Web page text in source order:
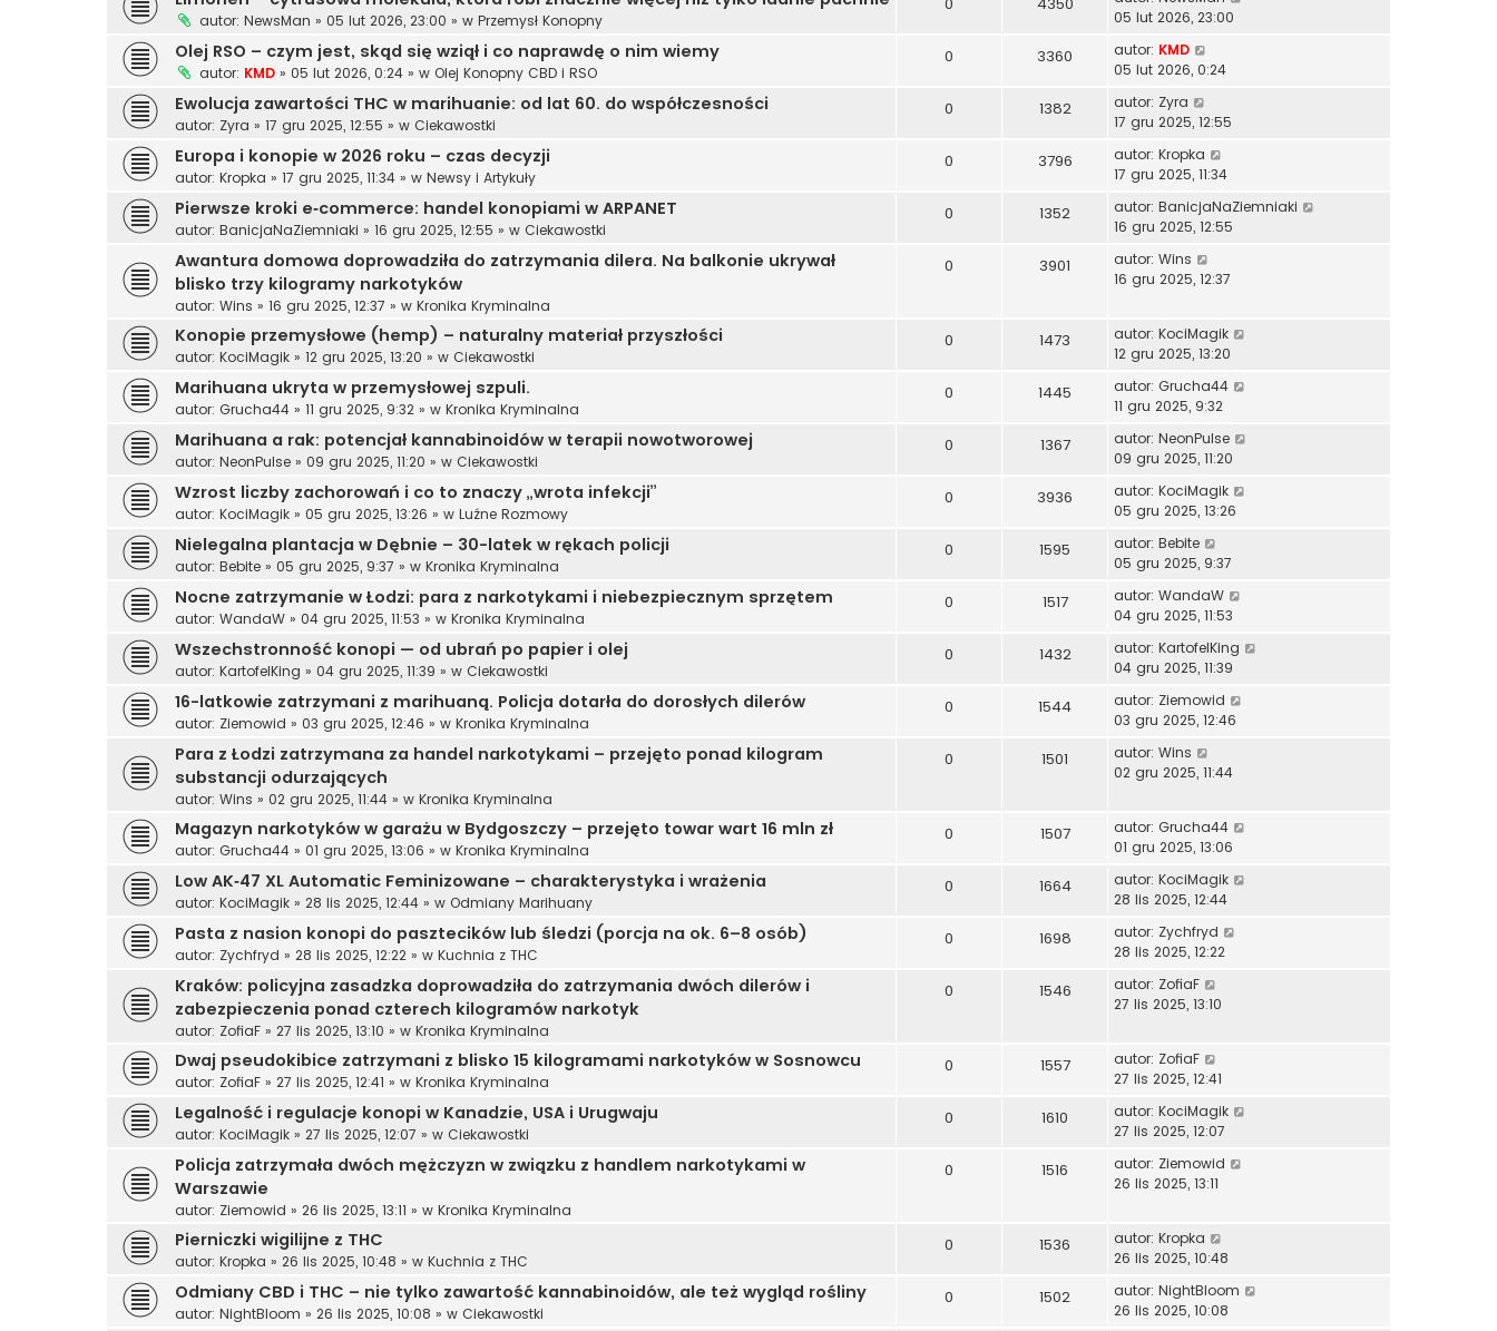
autor: NewsMan » 05 lut 2026, 23:00 » w Przemysł Konopny
05 lut 2026, 23:00
Olej RSO – czym jest, skąd się wziął i co naprawdę o nim wiemy
autor: KMD » 05 lut 2026, 0:24 » w Olej Konopny CBD i RSO
0 3360 autor: KMD
05 lut 2026, 0:24
Ewolucja zawartości THC w marihuanie: od lat 60. do współczesności
autor: Zyra » 17 gru 2025, 12:55 » w Ciekawostki
0 1382 autor: Zyra
17 gru 2025, 12:55
Europa i konopie w 2026 roku – czas decyzji
autor: Kropka » 17 gru 2025, 11:34 » w Newsy i Artykuły
0 3796 autor: Kropka
17 gru 2025, 11:34
Pierwsze kroki e‑commerce: handel konopiami w ARPANET
autor: BanicjaNaZiemniaki » 16 gru 2025, 12:55 » w Ciekawostki
0 1352 autor: BanicjaNaZiemniaki
16 gru 2025, 12:55
Awantura domowa doprowadziła do zatrzymania dilera. Na balkonie ukrywał
blisko trzy kilogramy narkotyków
autor: Wins » 16 gru 2025, 12:37 » w Kronika Kryminalna
0 3901 autor: Wins
16 gru 2025, 12:37
Konopie przemysłowe (hemp) – naturalny materiał przyszłości
autor: KociMagik » 12 gru 2025, 13:20 » w Ciekawostki
0 1473 autor: KociMagik
12 gru 2025, 13:20
Marihuana ukryta w przemysłowej szpuli.
autor: Grucha44 » 11 gru 2025, 9:32 » w Kronika Kryminalna
0 1445 autor: Grucha44
11 gru 2025, 9:32
Marihuana a rak: potencjał kannabinoidów w terapii nowotworowej
autor: NeonPulse » 09 gru 2025, 11:20 » w Ciekawostki
0 1367 autor: NeonPulse
09 gru 2025, 11:20
Wzrost liczby zachorowań i co to znaczy „wrota infekcji”
autor: KociMagik » 05 gru 2025, 13:26 » w Luźne Rozmowy
0 3936 autor: KociMagik
05 gru 2025, 13:26
Nielegalna plantacja w Dębnie – 30-latek w rękach policji
autor: Bebite » 05 gru 2025, 9:37 » w Kronika Kryminalna
0 1595 autor: Bebite
05 gru 2025, 9:37
Nocne zatrzymanie w Łodzi: para z narkotykami i niebezpiecznym sprzętem
autor: WandaW » 04 gru 2025, 11:53 » w Kronika Kryminalna
0 1517 autor: WandaW
04 gru 2025, 11:53
Wszechstronność konopi — od ubrań po papier i olej
autor: KartofelKing » 04 gru 2025, 11:39 » w Ciekawostki
0 1432 autor: KartofelKing
04 gru 2025, 11:39
16-latkowie zatrzymani z marihuaną. Policja dotarła do dorosłych dilerów
autor: Ziemowid » 03 gru 2025, 12:46 » w Kronika Kryminalna
0 1544 autor: Ziemowid
03 gru 2025, 12:46
Para z Łodzi zatrzymana za handel narkotykami – przejęto ponad kilogram
substancji odurzających
autor: Wins » 02 gru 2025, 11:44 » w Kronika Kryminalna
0 1501 autor: Wins
02 gru 2025, 11:44
Magazyn narkotyków w garażu w Bydgoszczy – przejęto towar wart 16 mln zł
autor: Grucha44 » 01 gru 2025, 13:06 » w Kronika Kryminalna
0 1507 autor: Grucha44
01 gru 2025, 13:06
Low AK‑47 XL Automatic Feminizowane – charakterystyka i wrażenia
autor: KociMagik » 28 lis 2025, 12:44 » w Odmiany Marihuany
0 1664 autor: KociMagik
28 lis 2025, 12:44
Pasta z nasion konopi do pasztecików lub śledzi (porcja na ok. 6–8 osób)
autor: Zychfryd » 28 lis 2025, 12:22 » w Kuchnia z THC
0 1698 autor: Zychfryd
28 lis 2025, 12:22
Kraków: policyjna zasadzka doprowadziła do zatrzymania dwóch dilerów i
zabezpieczenia ponad czterech kilogramów narkotyk
autor: ZofiaF » 27 lis 2025, 13:10 » w Kronika Kryminalna
0 1546 autor: ZofiaF
27 lis 2025, 13:10
Dwaj pseudokibice zatrzymani z blisko 15 kilogramami narkotyków w Sosnowcu
autor: ZofiaF » 27 lis 2025, 12:41 » w Kronika Kryminalna
0 1557 autor: ZofiaF
27 lis 2025, 12:41
Legalność i regulacje konopi w Kanadzie, USA i Urugwaju
autor: KociMagik » 27 lis 2025, 12:07 » w Ciekawostki
0 1610 autor: KociMagik
27 lis 2025, 12:07
Policja zatrzymała dwóch mężczyzn w związku z handlem narkotykami w
Warszawie
autor: Ziemowid » 26 lis 2025, 13:11 » w Kronika Kryminalna
0 1516 autor: Ziemowid
26 lis 2025, 13:11
Pierniczki wigilijne z THC
autor: Kropka » 26 lis 2025, 10:48 » w Kuchnia z THC
0 1536 autor: Kropka
26 lis 2025, 10:48
Odmiany CBD i THC – nie tylko zawartość kannabinoidów, ale też wygląd rośliny
autor: NightBloom » 26 lis 2025, 10:08 » w Ciekawostki
0 1502 autor: NightBloom
26 lis 2025, 10:08